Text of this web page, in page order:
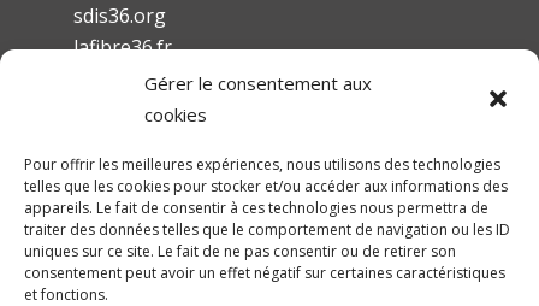
sdis36.org
lafibre36.fr
Mentions légales
Conditions Générales d’Utilisation
Accessibilité
Gérer le consentement aux
cookies
Pour offrir les meilleures expériences, nous utilisons des technologies
telles que les cookies pour stocker et/ou accéder aux informations des
appareils. Le fait de consentir à ces technologies nous permettra de
traiter des données telles que le comportement de navigation ou les ID
uniques sur ce site. Le fait de ne pas consentir ou de retirer son
consentement peut avoir un effet négatif sur certaines caractéristiques
et fonctions.